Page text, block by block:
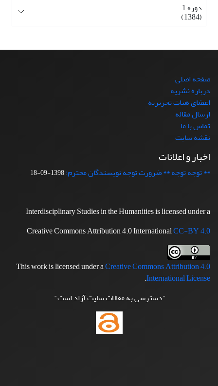
دوره 1
(1384)
صفحه اصلی
درباره نشریه
اعضای هیات تحریریه
ارسال مقاله
تماس با ما
نقشه سایت
اخبار و اعلانات
** توجه توجه ** ضرورت توجه نویسندگان محترم:1398-09-18
Interdisciplinary Studies in the Humanities is licensed under a
Creative Commons Attribution 4.0 InternationalCC-BY 4.0
This work is licensed under aCreative Commons Attribution 4.0
International License
.
"دسترسی به مقالات سایت آزاد است"